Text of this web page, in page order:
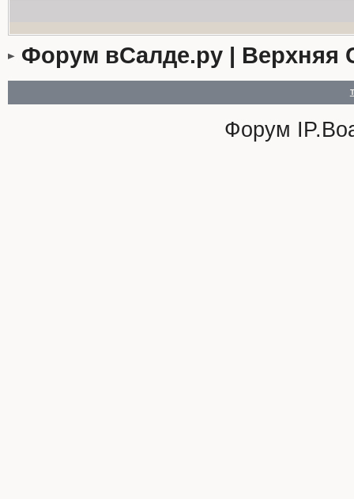
Форум вСалде.ру | Верхняя
Форум